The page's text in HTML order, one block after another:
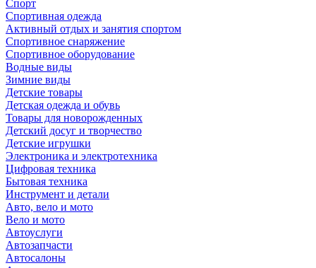
Спорт
Спортивная одежда
Активный отдых и занятия спортом
Спортивное снаряжение
Спортивное оборудование
Водные виды
Зимние виды
Детские товары
Детская одежда и обувь
Товары для новорожденных
Детский досуг и творчество
Детские игрушки
Электроника и электротехника
Цифровая техника
Бытовая техника
Инструмент и детали
Авто, вело и мото
Вело и мото
Автоуслуги
Автозапчасти
Автосалоны